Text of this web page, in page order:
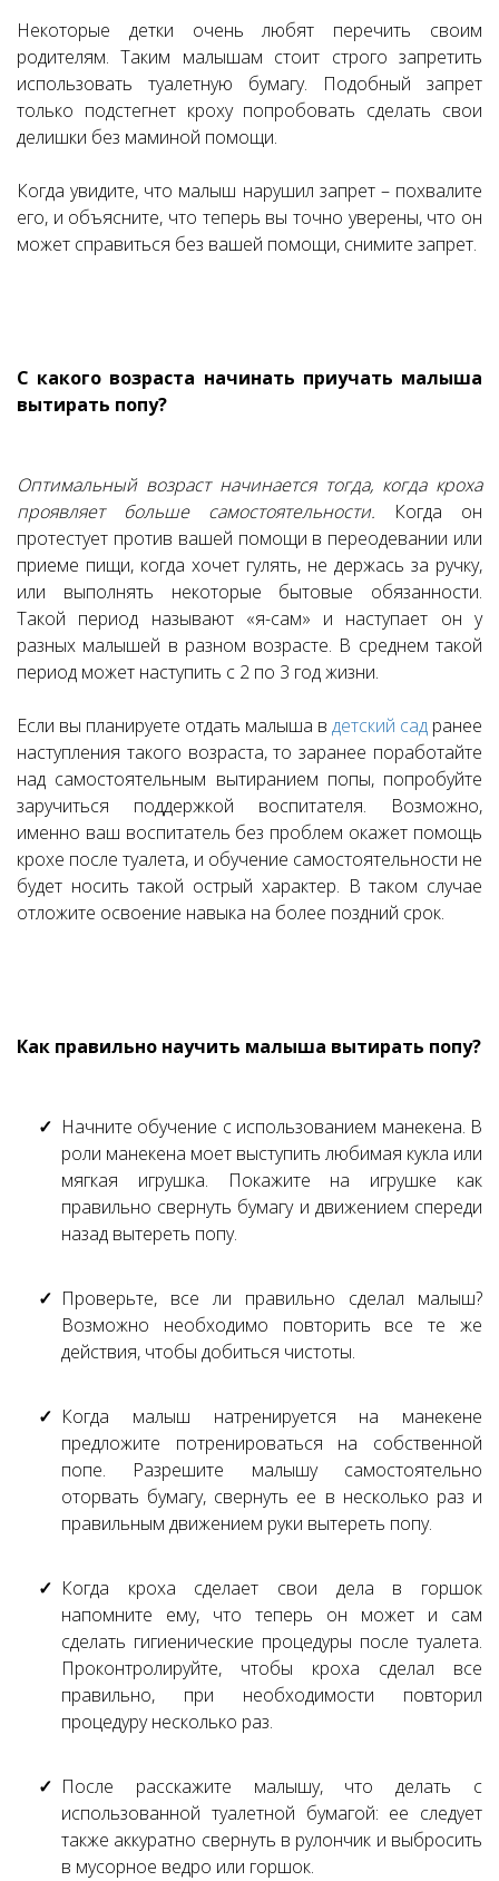
Некоторые детки очень любят перечить своим
родителям. Таким малышам стоит строго запретить
использовать туалетную бумагу. Подобный запрет
только подстегнет кроху попробовать сделать свои
делишки без маминой помощи.
Когда увидите, что малыш нарушил запрет – похвалите
его, и объясните, что теперь вы точно уверены, что он
может справиться без вашей помощи, снимите запрет.
С какого возраста начинать приучать малыша
вытирать попу?
Оптимальный возраст начинается тогда, когда кроха
проявляет больше самостоятельности. Когда он
протестует против вашей помощи в переодевании или
приеме пищи, когда хочет гулять, не держась за ручку,
или выполнять некоторые бытовые обязанности.
Такой период называют «я-сам» и наступает он у
разных малышей в разном возрасте. В среднем такой
период может наступить с 2 по 3 год жизни.
Если вы планируете отдать малыша в детский сад ранее
наступления такого возраста, то заранее поработайте
над самостоятельным вытиранием попы, попробуйте
заручиться поддержкой воспитателя. Возможно,
именно ваш воспитатель без проблем окажет помощь
крохе после туалета, и обучение самостоятельности не
будет носить такой острый характер. В таком случае
отложите освоение навыка на более поздний срок.
Как правильно научить малыша вытирать попу?
Начните обучение с использованием манекена. В
роли манекена моет выступить любимая кукла или
мягкая игрушка. Покажите на игрушке как
правильно свернуть бумагу и движением спереди
назад вытереть попу.
Проверьте, все ли правильно сделал малыш?
Возможно необходимо повторить все те же
действия, чтобы добиться чистоты.
Когда малыш натренируется на манекене
предложите потренироваться на собственной
попе. Разрешите малышу самостоятельно
оторвать бумагу, свернуть ее в несколько раз и
правильным движением руки вытереть попу.
Когда кроха сделает свои дела в горшок
напомните ему, что теперь он может и сам
сделать гигиенические процедуры после туалета.
Проконтролируйте, чтобы кроха сделал все
правильно, при необходимости повторил
процедуру несколько раз.
После расскажите малышу, что делать с
использованной туалетной бумагой: ее следует
также аккуратно свернуть в рулончик и выбросить
в мусорное ведро или горшок.